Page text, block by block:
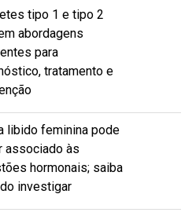
tipo 1 e tipo 2
abordagens
para
tratamento e
libido feminina pode
associado às
hormonais; saiba
investigar